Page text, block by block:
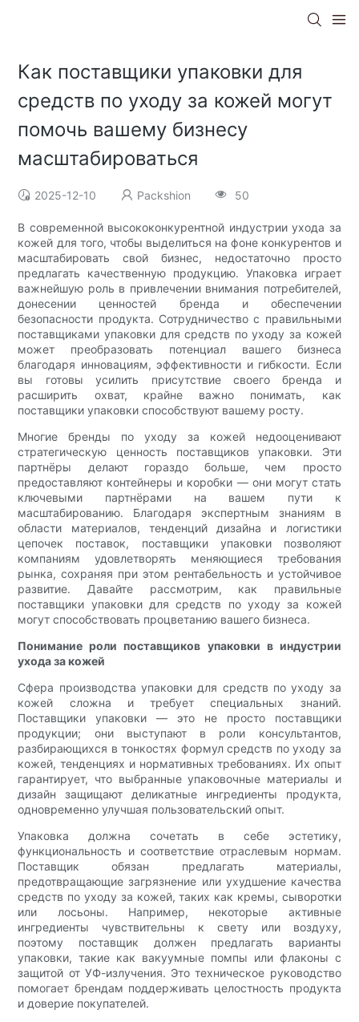
Как поставщики упаковки для
средств по уходу за кожей могут
помочь вашему бизнесу
масштабироваться
2025-12-10 Packshion 50
В современной высококонкурентной индустрии ухода за
кожей для того, чтобы выделиться на фоне конкурентов и
масштабировать свой бизнес, недостаточно просто
предлагать качественную продукцию. Упаковка играет
важнейшую роль в привлечении внимания потребителей,
донесении ценностей бренда и обеспечении
безопасности продукта. Сотрудничество с правильными
поставщиками упаковки для средств по уходу за кожей
может преобразовать потенциал вашего бизнеса
благодаря инновациям, эффективности и гибкости. Если
вы готовы усилить присутствие своего бренда и
расширить охват, крайне важно понимать, как
поставщики упаковки способствуют вашему росту.
Многие бренды по уходу за кожей недооценивают
стратегическую ценность поставщиков упаковки. Эти
партнёры делают гораздо больше, чем просто
предоставляют контейнеры и коробки — они могут стать
ключевыми партнёрами на вашем пути к
масштабированию. Благодаря экспертным знаниям в
области материалов, тенденций дизайна и логистики
цепочек поставок, поставщики упаковки позволяют
компаниям удовлетворять меняющиеся требования
рынка, сохраняя при этом рентабельность и устойчивое
развитие. Давайте рассмотрим, как правильные
поставщики упаковки для средств по уходу за кожей
могут способствовать процветанию вашего бизнеса.
Понимание роли поставщиков упаковки в индустрии
ухода за кожей
Сфера производства упаковки для средств по уходу за
кожей сложна и требует специальных знаний.
Поставщики упаковки — это не просто поставщики
продукции; они выступают в роли консультантов,
разбирающихся в тонкостях формул средств по уходу за
кожей, тенденциях и нормативных требованиях. Их опыт
гарантирует, что выбранные упаковочные материалы и
дизайн защищают деликатные ингредиенты продукта,
одновременно улучшая пользовательский опыт.
Упаковка должна сочетать в себе эстетику,
функциональность и соответствие отраслевым нормам.
Поставщик обязан предлагать материалы,
предотвращающие загрязнение или ухудшение качества
средств по уходу за кожей, таких как кремы, сыворотки
или лосьоны. Например, некоторые активные
ингредиенты чувствительны к свету или воздуху,
поэтому поставщик должен предлагать варианты
упаковки, такие как вакуумные помпы или флаконы с
защитой от УФ-излучения. Это техническое руководство
помогает брендам поддерживать целостность продукта
и доверие покупателей.